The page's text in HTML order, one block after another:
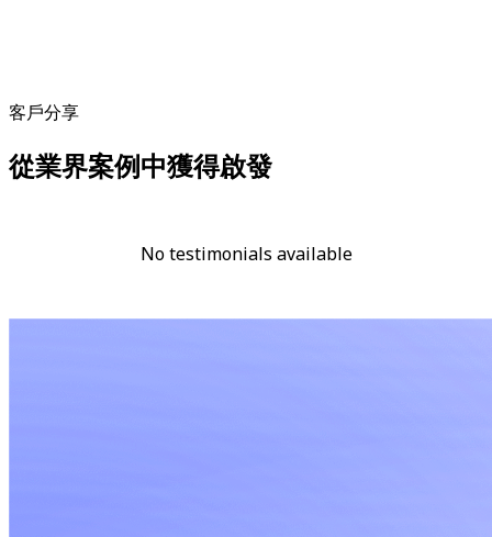
客戶分享
從業界案例中獲得啟發
No testimonials available